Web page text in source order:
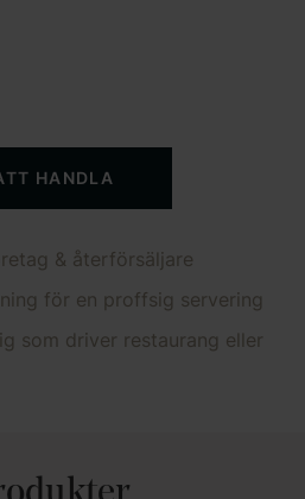
HANDLA
& återförsäljare
för en proffsig servering
som driver restaurang eller